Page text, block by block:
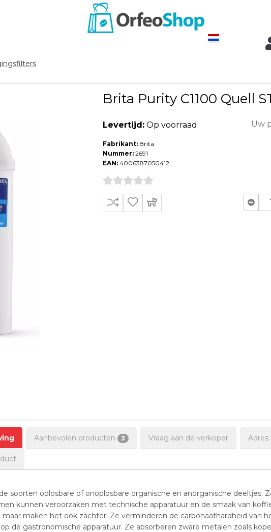
Brita Purity C1100 Quell
Levertijd: Op voorraad
Fabrikant: Brita
Nummer: 2691
EAN: 4006387050412
Uw
Aanbevolen producten 3 Vraag aan de verkoper Adres
soorten oplosbare of onoplosbare organische en anorganische deeltjes.
kunnen veroorzaken met technische apparatuur en de smaak van
maken het ook zachter. Ze verminderen de carbonaathardheid van
de gastronomische apparatuur. Ze absorberen zware metalen zoals